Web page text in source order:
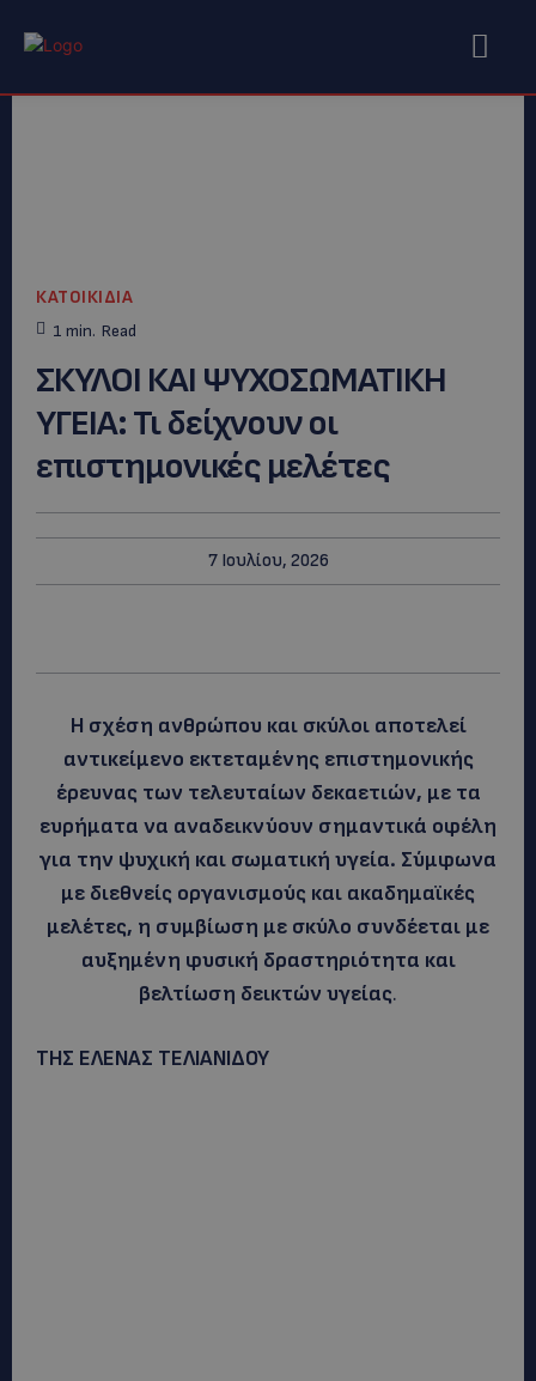
ΚΑΤΟΙΚΙΔΙΑ
1 min. Read
ΣΚΥΛΟΙ ΚΑΙ ΨΥΧΟΣΩΜΑΤΙΚΗ
ΥΓΕΙΑ: Τι δείχνουν οι
επιστημονικές μελέτες
7 Ιουλίου, 2026
Η σχέση ανθρώπου και σκύλοι αποτελεί
αντικείμενο εκτεταμένης επιστημονικής
έρευνας των τελευταίων δεκαετιών, με τα
ευρήματα να αναδεικνύουν σημαντικά οφέλη
για την ψυχική και σωματική υγεία. Σύμφωνα
με διεθνείς οργανισμούς και ακαδημαϊκές
μελέτες, η συμβίωση με σκύλο συνδέεται με
αυξημένη φυσική δραστηριότητα και
βελτίωση δεικτών υγείας.
ΤΗΣ ΕΛΕΝΑΣ ΤΕΛΙΑΝΙΔΟΥ